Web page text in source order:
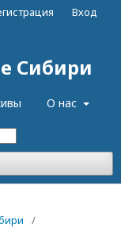
Сибири
О нас
Вход
/